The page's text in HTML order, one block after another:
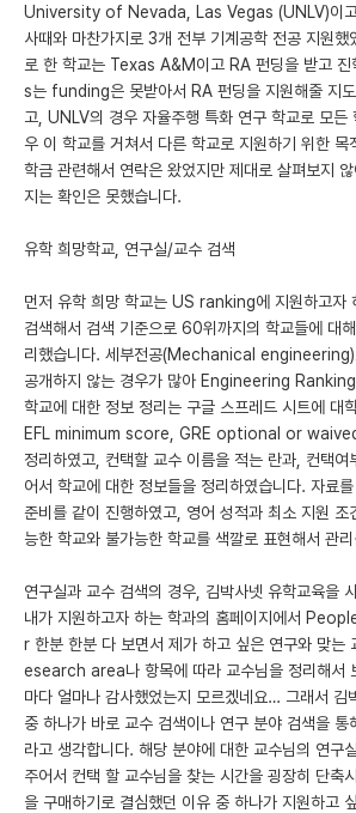
University of Nevada, Las Vegas (UNLV)이고
사때와 마찬가지로 3개 전부 기계공학 전공 지원했
로 한 학교는 Texas A&M이고 RA 펀딩을 받고
s는 funding은 못받아서 RA 펀딩을 지원해줄 지
고, UNLV의 경우 자율주행 특화 연구 학교로 모든
우 이 학교를 거쳐서 다른 학교로 지원하기 위한 목
학금 관련해서 연락은 왔었지만 제대로 살펴보지
지는 확인은 못했습니다.
유학 희망학교, 연구실/교수 검색
먼저 유학 희망 학교는 US ranking에 지원하고자
검색해서 검색 기준으로 60위까지의 학교들에 대
리했습니다. 세부전공(Mechanical engineering)
공개하지 않는 경우가 많아 Engineering Ranking
학교에 대한 정보 정리는 구글 스프레드 시트에 대
EFL minimum score, GRE optional or
정리하였고, 컨택할 교수 이름을 적는 란과, 컨택여
어서 학교에 대한 정보들을 정리하였습니다. 자료
준비를 같이 진행하였고, 영어 성적과 최소 지원 조
능한 학교와 불가능한 학교를 색깔로 표현해서 관
연구실과 교수 검색의 경우, 김박사넷 유학교육을
내가 지원하고자 하는 학과의 홈페이지에서
r 한분 한분 다 보면서 제가 하고 싶은 연구와 맞는
esearch area나 항목에 따라 교수님을 정리해서
마다 얼마나 감사했었는지 모르겠네요… 그래서 김
중 하나가 바로 교수 검색이나 연구 분야 검색을 통
라고 생각합니다. 해당 분야에 대한 교수님의 연구
주어서 컨택 할 교수님을 찾는 시간을 굉장히 단축
을 구매하기로 결심했던 이유 중 하나가 지원하고